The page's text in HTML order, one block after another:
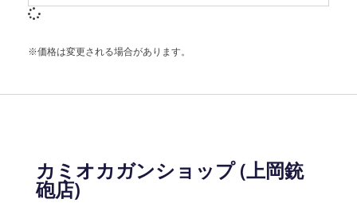
※価格は変更される場合があります。
カミオカガンショップ (上岡銃
砲店)